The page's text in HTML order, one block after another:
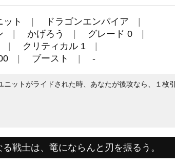
ット
ドラゴンエンパイア
かげろう
グレード 0
クリティカル 1
ブースト -
ニットがライドされた時、あなたが後攻なら、１枚引
る戦士は、竜にならんと刃を振るう。